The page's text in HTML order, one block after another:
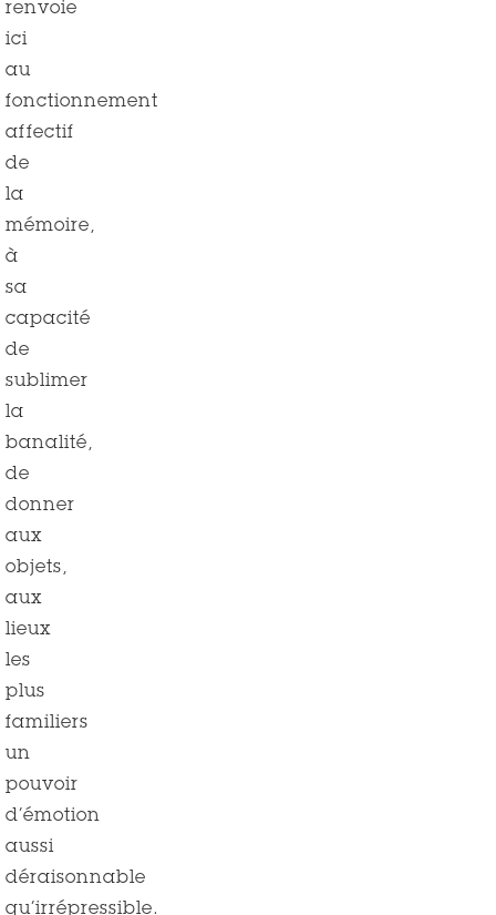
renvoie
ici
au
fonctionnement
affectif
de
la
mémoire,
à
sa
capacité
de
sublimer
la
banalité,
de
donner
aux
objets,
aux
lieux
les
plus
familiers
un
pouvoir
d’émotion
aussi
déraisonnable
qu’irrépressible.